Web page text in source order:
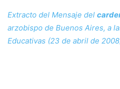
Extracto del Mensaje del
arzobispo de Buenos Aires, a
Educativas (23 de abril de